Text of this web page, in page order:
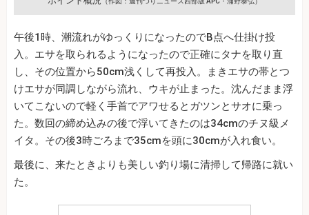
午後1時、潮流れがゆっくりになったのでB点へ仕掛け投
入。エサを取られるようになったので正確にタナを取り直
し、その位置から50cm浅くして再投入。まきエサの帯とつ
けエサが同調しながら流れ、ウキが止まった。沈んだまま浮
いてこないので軽く手首でアワせるとガツンとサオに乗っ
た。数回の締め込みの後で浮いてきたのは34cmのチヌ級メ
イタ。その後3時ごろまで35cmを頭に30cmが入れ食い。
最後に、来たときよりも美しい釣り場に清掃して帰路に就い
た。